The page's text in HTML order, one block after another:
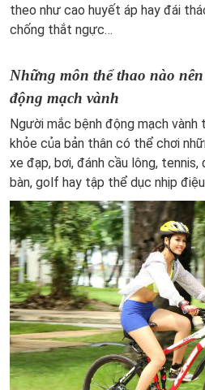
theo như cao huyết áp hay đái
chống thắt ngực…
Những môn thể thao nào
động mạch vành
Người mắc bệnh động mạch
khỏe của bản thân có thể chơi
xe đạp, bơi, đánh cầu lông, tennis,
bàn, golf hay tập thể dục nhịp